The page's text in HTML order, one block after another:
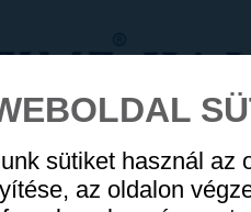
AUGUSZTUS
WEBÁRUHÁZ HÍREK
termékekben
sütiket használ az
az oldalon